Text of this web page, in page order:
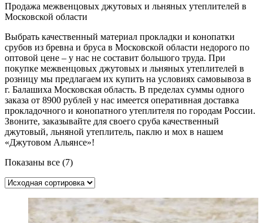
Продажа межвенцовых джутовых и льняных утеплителей в
Московской области
Выбрать качественный материал прокладки и конопатки
срубов из бревна и бруса в Московской области недорого по
оптовой цене – у нас не составит большого труда. При
покупке межвенцовых джутовых и льняных утеплителей в
розницу мы предлагаем их купить на условиях самовывоза в
г. Балашиха Московская область. В пределах суммы одного
заказа от 8900 рублей у нас имеется оперативная доставка
прокладочного и конопатного утеплителя по городам России.
Звоните, заказывайте для своего сруба качественный
джутовый, льняной утеплитель, паклю и мох в нашем
«Джутовом Альянсе»!
Показаны все (7)